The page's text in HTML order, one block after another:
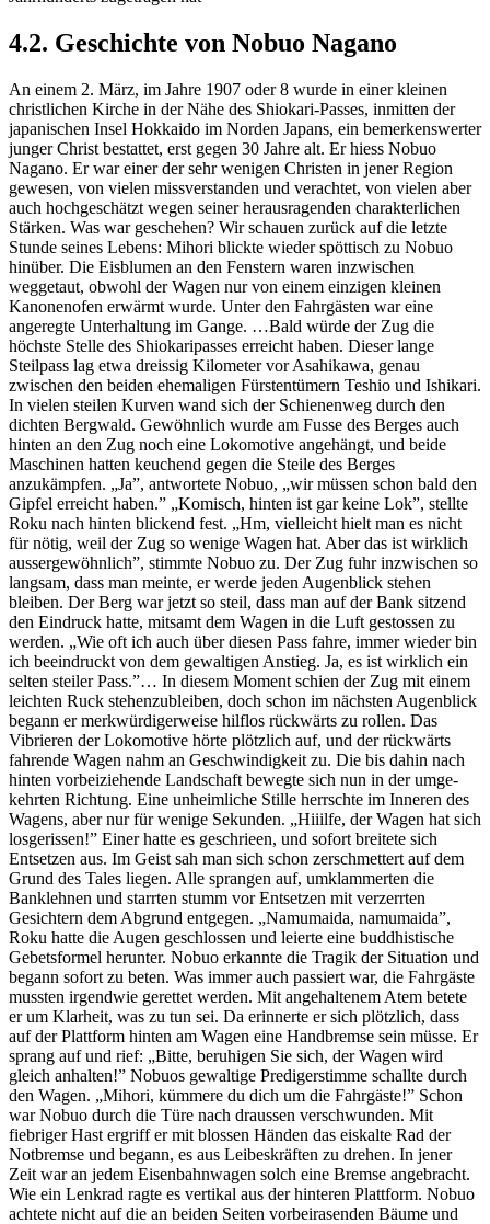
4.2. Geschichte von Nobuo Nagano
An einem 2. März, im Jahre 1907 oder 8 wurde in einer kleinen
christlichen Kirche in der Nähe des Shiokari-Passes, inmitten der
japanischen Insel Hokkaido im Norden Japans, ein bemerkenswerter
junger Christ bestattet, erst gegen 30 Jahre alt. Er hiess Nobuo
Nagano. Er war einer der sehr wenigen Christen in jener Region
gewesen, von vielen missverstanden und verachtet, von vielen aber
auch hochgeschätzt wegen seiner herausragenden charakterlichen
Stärken. Was war geschehen? Wir schauen zurück auf die letzte
Stunde seines Lebens: Mihori blickte wieder spöttisch zu Nobuo
hinüber. Die Eisblumen an den Fenstern waren inzwischen
weggetaut, obwohl der Wagen nur von einem einzigen kleinen
Kanonen­ofen erwärmt wurde. Unter den Fahrgästen war eine
angereg­te Unterhaltung im Gange. …Bald würde der Zug die
höchste Stelle des Shiokaripasses erreicht haben. Dieser lange
Steilpass lag etwa dreissig Kilome­ter vor Asahikawa, genau
zwischen den beiden ehemaligen Fürstentümern Teshio und Ishikari.
In vielen steilen Kurven wand sich der Schienenweg durch den
dichten Bergwald. Ge­wöhnlich wurde am Fusse des Berges auch
hinten an den Zug noch eine Lokomotive angehängt, und beide
Maschinen hat­ten keuchend gegen die Steile des Berges
anzukämpfen. „Ja”, antwortete Nobuo, „wir müssen schon bald den
Gipfel erreicht haben.” „Komisch, hinten ist gar keine Lok”, stellte
Roku nach hinten blickend fest. „Hm, vielleicht hielt man es nicht
für nötig, weil der Zug so wenige Wagen hat. Aber das ist wirklich
aussergewöhnlich”, stimmte Nobuo zu. Der Zug fuhr inzwischen so
langsam, dass man meinte, er werde jeden Augenblick stehen
bleiben. Der Berg war jetzt so steil, dass man auf der Bank sitzend
den Eindruck hatte, mitsamt dem Wagen in die Luft gestossen zu
werden. „Wie oft ich auch über diesen Pass fahre, immer wieder bin
ich beeindruckt von dem gewaltigen Anstieg. Ja, es ist wirklich ein
selten steiler Pass.”… In diesem Mo­ment schien der Zug mit einem
leichten Ruck stehenzublei­ben, doch schon im nächsten Augenblick
begann er merk­würdigerweise hilflos rückwärts zu rollen. Das
Vibrieren der Lokomotive hörte plötzlich auf, und der rückwärts
fahrende Wagen nahm an Geschwindigkeit zu. Die bis dahin nach
hin­ten vorbeiziehende Landschaft bewegte sich nun in der umge­
kehrten Richtung. Eine unheimliche Stille herrschte im Inneren des
Wagens, aber nur für wenige Sekunden. „Hiiilfe, der Wagen hat sich
losgerissen!” Einer hatte es ge­schrieen, und sofort breitete sich
Entsetzen aus. Im Geist sah man sich schon zerschmettert auf dem
Grund des Tales liegen. Alle sprangen auf, umklammerten die
Banklehnen und starr­ten stumm vor Entsetzen mit verzerrten
Gesichtern dem Ab­grund entgegen. „Namumaida, namumaida”,
Roku hatte die Augen ge­schlossen und leierte eine buddhistische
Gebetsformel herun­ter. Nobuo erkannte die Tragik der Situation und
begann sofort zu beten. Was immer auch passiert war, die Fahrgäste
mussten irgendwie gerettet werden. Mit angehaltenem Atem betete
er um Klarheit, was zu tun sei. Da erinnerte er sich plötzlich, dass
auf der Plattform hinten am Wagen eine Handbremse sein müsse. Er
sprang auf und rief: „Bitte, beruhigen Sie sich, der Wagen wird
gleich anhal­ten!” Nobuos gewaltige Predigerstimme schallte durch
den Wagen. „Mihori, kümmere du dich um die Fahrgäste!” Schon
war Nobuo durch die Türe nach draussen verschwunden. Mit
fiebriger Hast ergriff er mit blossen Händen das eiskal­te Rad der
Notbremse und begann, es aus Leibeskräften zu drehen. In jener
Zeit war an jedem Eisenbahnwagen solch eine Bremse angebracht.
Wie ein Lenkrad ragte es vertikal aus der hinteren Plattform. Nobuo
achtete nicht auf die an beiden Seiten vorbeirasenden Bäume und